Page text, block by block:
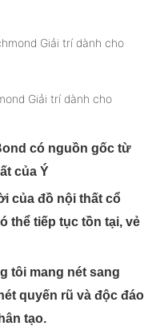
có nguồn gốc từ
của Ý
của đồ nội thất cổ
thể tiếp tục tồn tại, vẻ
tôi mang nét sang
quyến rũ và độc đáo
tạo.